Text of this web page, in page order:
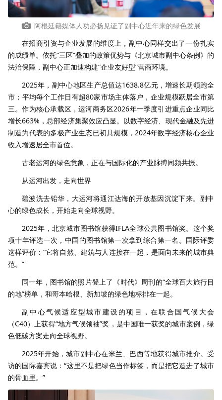
阿根廷籍媒体人功必扬见证了副中心近年来的绿色发展
在招商引资与企业发展的维度上，副中心同样交出了一份扎实
的成绩单。依托“三区”叠加的政策优势与《北京城市副中心条例》的
法治保障，副中心正加速构建“企业友好型”营商环境。
2025年，副中心地区生产总值达1638.8亿元，增速长期领跑全
市；平均每个工作日有超80家市场主体落户，企业规模跃居全市第
三。作为核心承载区，运河商务区2026年一季度引进重点企业同比
增长663%，总部经济集聚效应凸显。以数字经济、现代金融及先进
制造为代表的多极产业生态已初具规模，2024年数字经济核心企业
收入增速居全市首位。
古老运河的绿色意象，正在与国际化的产业脉搏同频共振。
从运河出发，走向世界
碧波洗去铅华，大运河将通江达海的开放基因沉淀下来。副中
心的绿色成长，开始走向全球视野。
2025年，北京城市图书馆获得IFLA全球公共图书馆奖。这个奖
项十年评选一次，中国的图书馆第一次拿到综合第一名。国际评委
这样评价：“它将自然、建筑与人连接在一起，是面向未来的城市典
范。”
同一年，图书馆的照片登上了《时代》周刊的“全球百大旅行目
的地”榜单，和哥本哈根、新加坡的绿色地标排在一起。
副中心气候适应型城市建设的项目，在联合国气候大会
（C40）上获得“地方气候领袖”奖，是中国唯一获奖的城市案例，绿
色低碳方案走向全球视野。
2025年开始，城市副中心在米兰、巴西等地获得城市推介。受
访的国际嘉宾说：“这里不是把绿色当作标签，而是把它造进了城市
的骨血里。”